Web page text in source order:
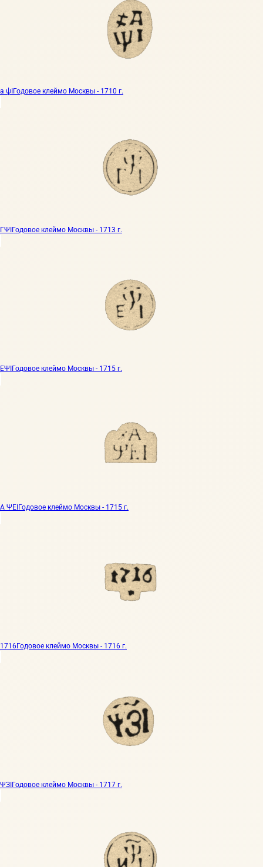
а ψIГодовое клеймо Москвы - 1710 г.
ГΨIГодовое клеймо Москвы - 1713 г.
ЕΨIГодовое клеймо Москвы - 1715 г.
А ΨЕIГодовое клеймо Москвы - 1715 г.
1716Годовое клеймо Москвы - 1716 г.
ΨЗIГодовое клеймо Москвы - 1717 г.